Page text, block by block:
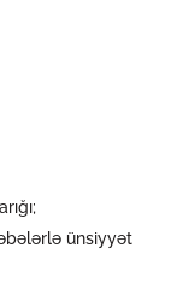
ünsiyyət